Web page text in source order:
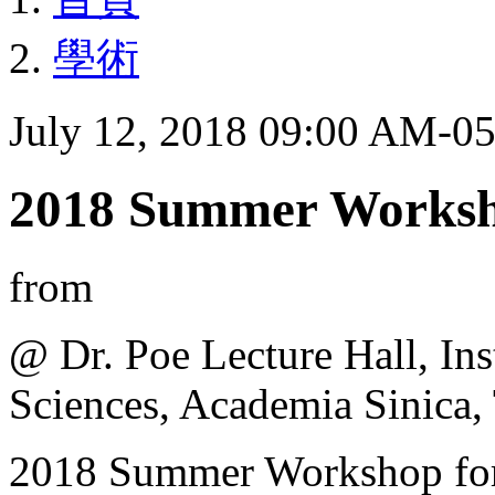
學術
July 12, 2018 09:00 AM-
2018 Summer
from
@ Dr. Poe Lecture Hall,
Sciences, Academia
2018 Summer Workshop